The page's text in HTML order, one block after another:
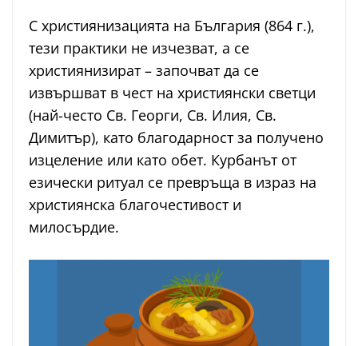
С християнизацията на България (864 г.),
тези практики не изчезват, а се
християнизират – започват да се
извършват в чест на християнски светци
(най-често Св. Георги, Св. Илия, Св.
Димитър), като благодарност за получено
изцеление или като обет. Курбанът от
езически ритуал се превръща в израз на
християнска благочестивост и
милосърдие.